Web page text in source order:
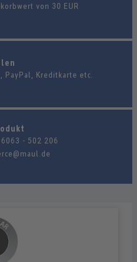
von 30 EUR
PayPal, Kreditkarte etc.
- 502 206